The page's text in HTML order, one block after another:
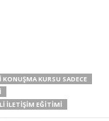
KURSU SADECE
ILETIŞIM EĞITIMI